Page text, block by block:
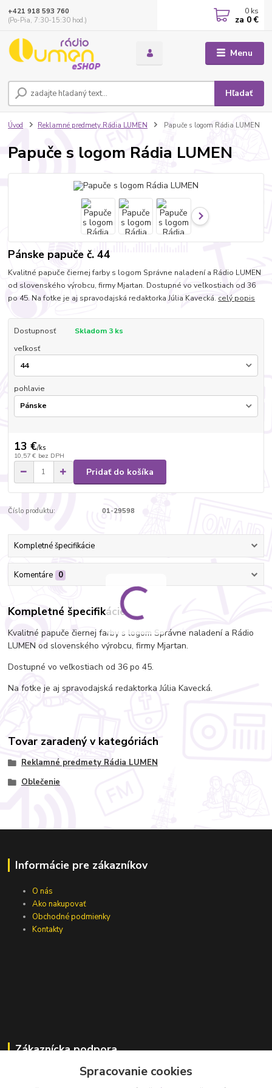
Menu
Hľadať
+421 918 593 760
(Po-Pia, 7:30-15:30 hod.)
0 ks
za 0 €
Úvod Reklamné predmety Rádia LUMEN Papuče s logom Rádia LUMEN
Papuče s logom Rádia LUMEN
Pánske papuče č. 44
Kvalitné papuče čiernej farby s logom Správne naladení a Rádio LUMEN
od slovenského výrobcu, firmy Mjartan. Dostupné vo veľkostiach od 36
po 45. Na fotke je aj spravodajská redaktorka Júlia Kavecká. celý popis
Dostupnosť
Skladom 3 ks
veľkosť
pohlavie
13 €/ks
10,57 € bez DPH
Pridať do košíka
Číslo produktu: 01-29598
Kompletné špecifikácie
Komentáre 0
Kompletné špecifikácie
Kvalitné papuče čiernej farby s logom Správne naladení a Rádio
LUMEN od slovenského výrobcu, firmy Mjartan.
Dostupné vo veľkostiach od 36 po 45.
Na fotke je aj spravodajská redaktorka Júlia Kavecká.
Tovar zaradený v kategóriách
Reklamné predmety Rádia LUMEN
Oblečenie
Informácie pre zákazníkov
O nás
Ako nakupovať
Obchodné podmienky
Kontakty
Zákaznícka podpora
Jana Vajcíková
Spracovanie cookies